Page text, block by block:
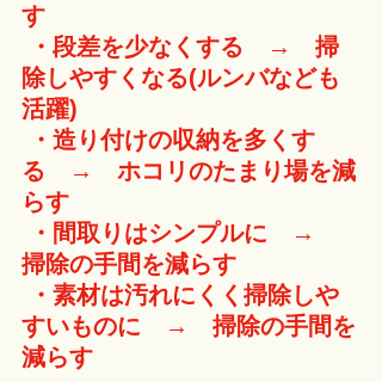
す
・段差を少なくする → 掃
除しやすくなる(ルンバなども
活躍)
る → ホコリのたまり場を減
らす
・間取りはシンプルに →
掃除の手間を減らす
すいものに → 掃除の手間を
減らす